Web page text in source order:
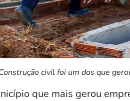
civil foi um dos que
que mais gerou